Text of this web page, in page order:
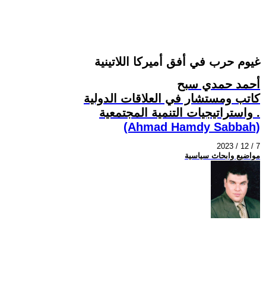
غيوم حرب في أفق أميركا اللاتينية
أحمد حمدي سبح
كاتب ومستشار في العلاقات الدولية
واستراتيجيات التنمية المجتمعية .
(Ahmad Hamdy Sabbah)
2023 / 12 / 7
مواضيع وابحاث سياسية